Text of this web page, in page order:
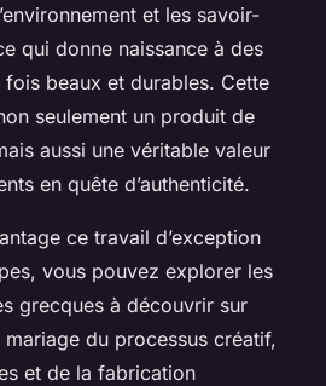
et les savoir-
qui donne naissance à des
beaux et durables. Cette
seulement un produit de
aussi une véritable valeur
en quête d’authenticité.
ce travail d’exception
vous pouvez explorer les
grecques à découvrir sur
du processus créatif,
et de la fabrication